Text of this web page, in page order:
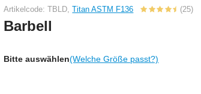
Artikelcode: TBLD,Titan ASTM F136 (25)
Barbell
Bitte auswählen(Welche Größe passt?)